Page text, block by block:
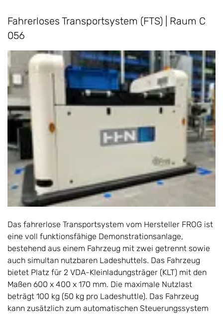
Fahrerloses Transportsystem (FTS) | Raum C
056
Das fahrerlose Transportsystem vom Hersteller FROG ist
eine voll funktionsfähige Demonstrationsanlage,
bestehend aus einem Fahrzeug mit zwei getrennt sowie
auch simultan nutzbaren Ladeshuttels. Das Fahrzeug
bietet Platz für 2 VDA-Kleinladungsträger (KLT) mit den
Maßen 600 x 400 x 170 mm. Die maximale Nutzlast
beträgt 100 kg (50 kg pro Ladeshuttle). Das Fahrzeug
kann zusätzlich zum automatischen Steuerungssystem